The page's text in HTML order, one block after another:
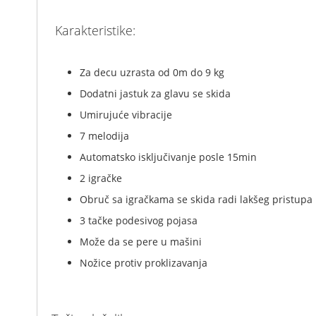
Karakteristike:
Za decu uzrasta od 0m do 9 kg
Dodatni jastuk za glavu se skida
Umirujuće vibracije
7 melodija
Automatsko isključivanje posle 15min
2 igračke
Obruč sa igračkama se skida radi lakšeg pristupa
3 tačke podesivog pojasa
Može da se pere u mašini
Nožice protiv proklizavanja